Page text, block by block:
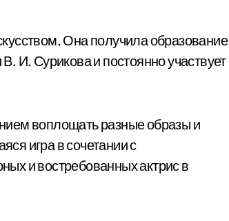
Она получила образование
И. Сурикова и постоянно участвует
воплощать разные образы и
игра в сочетании с
и востребованных актрис в